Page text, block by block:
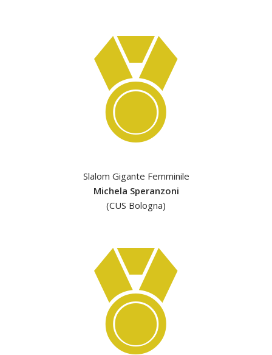
Slalom Gigante Femminile
Michela Speranzoni
(CUS Bologna)